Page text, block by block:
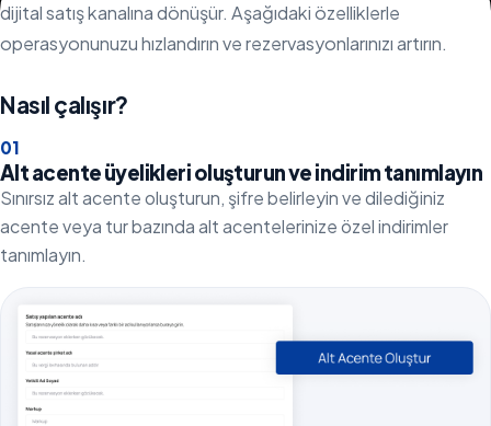
dijital satış kanalına dönüşür. Aşağıdaki özelliklerle
operasyonunuzu hızlandırın ve rezervasyonlarınızı artırın.
Nasıl çalışır?
01
Alt acente üyelikleri oluşturun ve indirim tanımlayın
Sınırsız alt acente oluşturun, şifre belirleyin ve dilediğiniz
acente veya tur bazında alt acentelerinize özel indirimler
tanımlayın.